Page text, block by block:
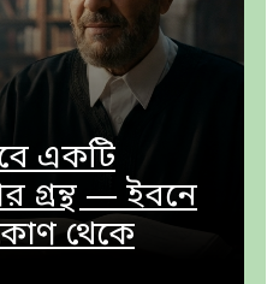
একটি
গ্রন্থ — ইবনে
থেকে